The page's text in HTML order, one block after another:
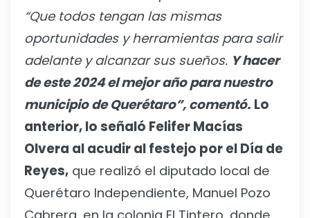
“Que todos tengan las mismas
oportunidades y herramientas para salir
adelante y alcanzar sus sueños. Y hacer
de este 2024 el mejor año para nuestro
municipio de Querétaro”, comentó. Lo
anterior, lo señaló Felifer Macías
Olvera al acudir al festejo por el Día de
Reyes, que realizó el diputado local de
Querétaro Independiente, Manuel Pozo